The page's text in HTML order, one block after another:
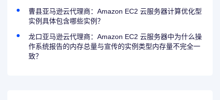
曹县亚马逊云代理商：Amazon EC2 云服务器计算优化型
实例具体包含哪些实例？
龙口亚马逊云代理商：Amazon EC2 云服务器中为什么操
作系统报告的内存总量与宣传的实例类型内存量不完全一
致？